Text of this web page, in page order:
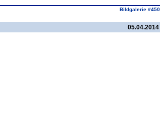
Bildgalerie #450
05.04.2014